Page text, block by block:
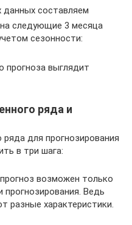
данных составляем
следующие 3 месяца
сезонности:
прогноза выглядит
ряда и
для прогнозирования
в три шага:
возможен только
Ведь
разные характеристики.